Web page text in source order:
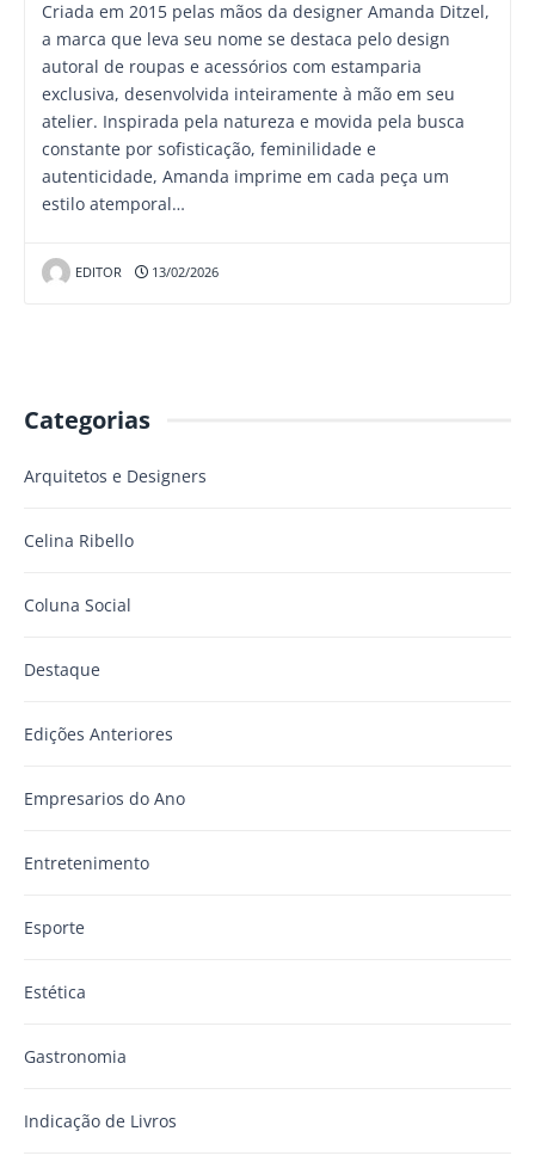
Criada em 2015 pelas mãos da designer Amanda Ditzel,
a marca que leva seu nome se destaca pelo design
autoral de roupas e acessórios com estamparia
exclusiva, desenvolvida inteiramente à mão em seu
atelier. Inspirada pela natureza e movida pela busca
constante por sofisticação, feminilidade e
autenticidade, Amanda imprime em cada peça um
estilo atemporal…
EDITOR 13/02/2026
Categorias
Arquitetos e Designers
Celina Ribello
Coluna Social
Destaque
Edições Anteriores
Empresarios do Ano
Entretenimento
Esporte
Estética
Gastronomia
Indicação de Livros